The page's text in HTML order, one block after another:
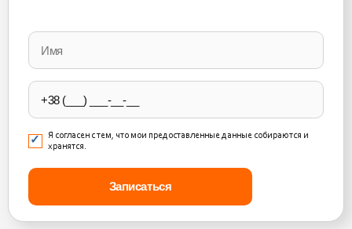
leave
this
field
empty.
Я согласен с тем, что мои предоставленные данные собираются и
хранятся.